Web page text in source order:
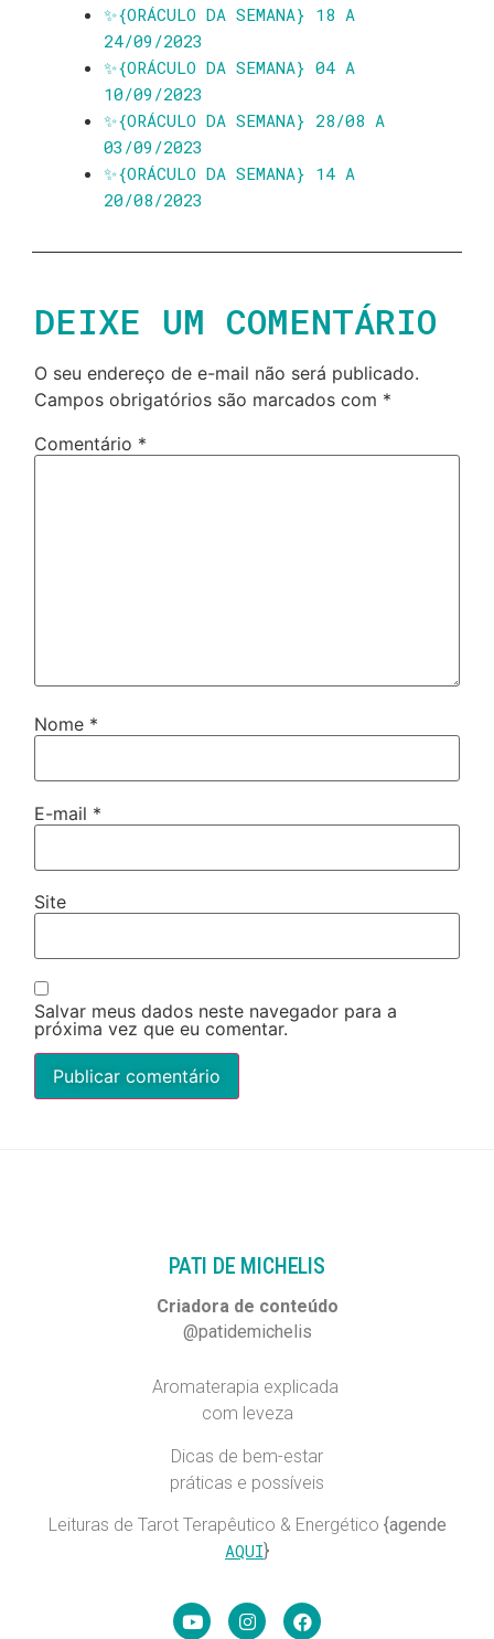
✨️{ORÁCULO DA SEMANA} 18 A
24/09/2023
✨️{ORÁCULO DA SEMANA} 04 A
10/09/2023
✨️{ORÁCULO DA SEMANA} 28/08 A
03/09/2023
✨️{ORÁCULO DA SEMANA} 14 A
20/08/2023
DEIXE UM COMENTÁRIO
O seu endereço de e-mail não será publicado.
Campos obrigatórios são marcados com *
Comentário *
Nome *
E-mail *
Site
Salvar meus dados neste navegador para a
próxima vez que eu comentar.
PATI DE MICHELIS​
Criadora de conteúdo
@patidemichelis
Aromaterapia explicada
com leveza
Dicas de bem-estar
práticas e possíveis
Leituras de Tarot Terapêutico & Energético {agende
AQUI}